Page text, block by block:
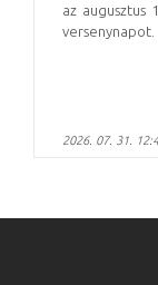
az augusztus
versenynapot.
2026. 07. 31.